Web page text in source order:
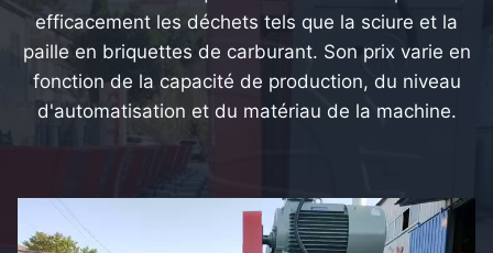
efficacement les déchets tels que la sciure et la
paille en briquettes de carburant. Son prix varie en
fonction de la capacité de production, du niveau
d'automatisation et du matériau de la machine.